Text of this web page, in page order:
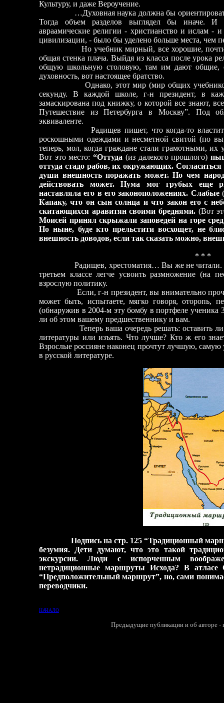
Культуру, и даже Вероучение.
…Духовная наука должна бы
Тогда объем разделов выглядел бы иначе. И
авраамические религии - христианство и ислам -
цивилизации, - было бы уделено больше места, чем
Но учебник мирный, все хорошие, почти все
общая стенка плача. Выйдя из класса после урока
общую школьную столовую, там им дают общие,
духовность, вот настоящее братство.
Однако, этот мир (мир общих учебников и
секунду. В каждой школе, г-н президент, в
замаскирована под книжку, о которой все знают,
Путешествие из Петербурга в Москву”. Под
эквиваленте.
Радищев пишет, что когда-то властители
роскошными одеждами и несметной свитой (по
теперь, мол, когда граждане стали грамотными,
Вот это место:“Оттуда (из далекого прошлого)
оттуда стадо рабов, их окружающих.
души внешность поражать может. Но чем
действовать может. Нума мог грубых еще
наставляла его в его законоположениях. Слабые
Капаку, что он сын солнца и что закон его с
скитающихся аравитян своими бреднями. (Вот
Моисей принял скрыжали заповедей на горе
Но ныне, буде кто прельстити восхощет, не
внешность доводов, если так сказать можно,
* * *
Радищев, хрестоматия… Вы же не читали. И
третьем классе легче усвоить размножение (на
взрослую политику.
Если, г-н президент, вы внимательно
может быть, испытаете, мягко говоря, оторопь,
(обнаружив в 2004-м эту бомбу в портфеле ученика
ли об этом вашему предшественнику и вам.
Теперь ваша очередь решать: оставить ли в
литературы или изъять. Что лучше? Кто ж его
Взрослые россияне наконец прочтут лучшую,
в русской литературе.
Подпись на стр. 125 “Традиционный
безумия. Дети думают, что это такой
экскурсии. Люди с испорченным
нетрадиционные маршруты Исхода? В атласе
“Предположительный маршрут”, но, сами
переводчики.
НАЧАЛО
Предыдущие публикации и об авторе -